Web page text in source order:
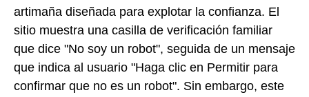
artimaña diseñada para explotar la confianza. El
sitio muestra una casilla de verificación familiar
que dice "No soy un robot", seguida de un mensaje
que indica al usuario "Haga clic en Permitir para
confirmar que no es un robot". Sin embargo, este